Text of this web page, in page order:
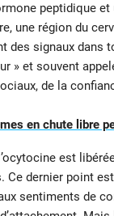
peptidique et
une région du
des signaux dans
» et souvent
de la
en chute libre
est
Ce dernier point
sentiments de